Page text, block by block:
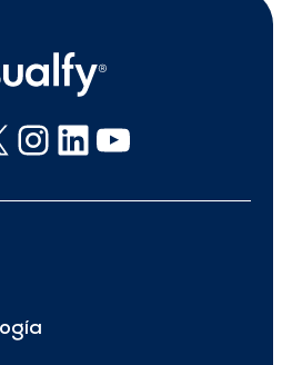
Instagram
Linkedin
Youtube